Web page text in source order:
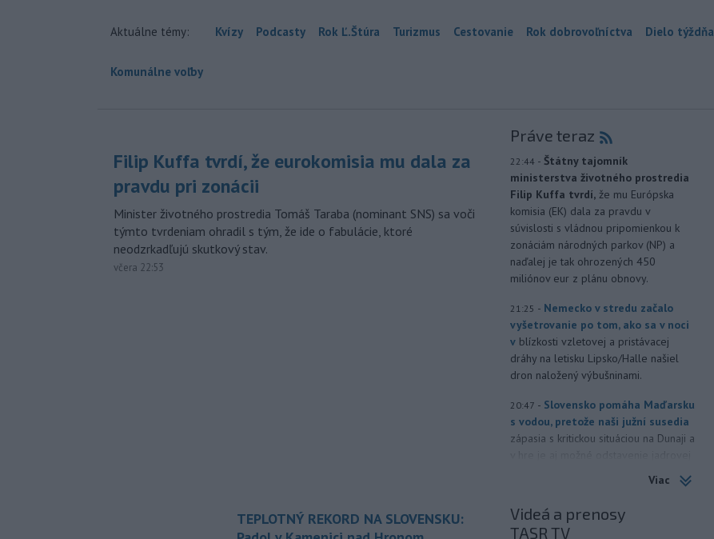
Aktuálne témy: Kvízy Podcasty Rok Ľ.Štúra Turizmus Cestovanie Rok dobrovoľníctva Dielo týždňa
Komunálne voľby
Filip Kuffa tvrdí, že eurokomisia mu dala za
pravdu pri zonácii
Minister životného prostredia Tomáš Taraba (nominant SNS) sa voči
týmto tvrdeniam ohradil s tým, že ide o fabulácie, ktoré
neodzrkadľujú skutkový stav.
včera 22:53
TEPLOTNÝ REKORD NA SLOVENSKU:
Práve teraz
22:44 - Štátny tajomník
ministerstva životného prostredia
Filip Kuffa tvrdí, že mu Európska
komisia (EK) dala za pravdu v
súvislosti s vládnou pripomienkou k
zonáciám národných parkov (NP) a
naďalej je tak ohrozených 450
miliónov eur z plánu obnovy.
21:25 - Nemecko v stredu začalo
vyšetrovanie po tom, ako sa v noci
v blízkosti vzletovej a pristávacej
dráhy na letisku Lipsko/Halle našiel
dron naložený výbušninami.
20:47 - Slovensko pomáha Maďarsku
s vodou, pretože naši južní susedia
zápasia s kritickou situáciou na Dunaji a
objavila ďalší podzemný tunel,
ktorý mal
slúžiť na nelegálne
Viac
Videá a prenosy
TASR TV